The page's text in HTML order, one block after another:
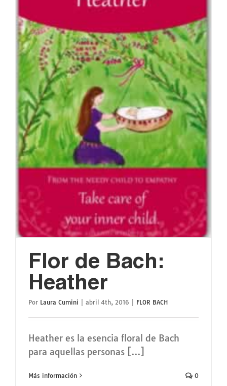
Flor de Bach:
Heather
Por Laura Cumini abril 4th, 2016 FLOR BACH
Heather es la esencia floral de Bach
para aquellas personas [...]
Más información 0